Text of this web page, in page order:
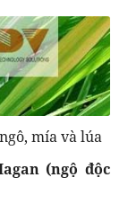
mía và lúa
(ngộ độc